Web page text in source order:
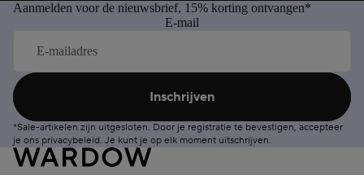
Aanmelden voor de nieuwsbrief, 15% korting ontvangen*
E-mail
Inschrijven
*Sale-artikelen zijn uitgesloten. Door je registratie te bevestigen, accepteer
je ons privacybeleid. Je kunt je op elk moment uitschrijven.